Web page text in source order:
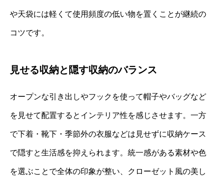
や天袋には軽くて使用頻度の低い物を置くことが継続の
コツです。
見せる収納と隠す収納のバランス
オープンな引き出しやフックを使って帽子やバッグなど
を見せて配置するとインテリア性を感じさせます。一方
で下着・靴下・季節外の衣服などは見せずに収納ケース
で隠すと生活感を抑えられます。統一感がある素材や色
を選ぶことで全体の印象が整い、クローゼット風の美し